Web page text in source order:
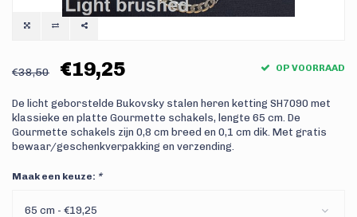
€38,50 €19,25 OP VOORRAAD
De licht geborstelde Bukovsky stalen heren ketting SH7090 met
klassieke en platte Gourmette schakels, lengte 65 cm. De
Gourmette schakels zijn 0,8 cm breed en 0,1 cm dik. Met gratis
bewaar/geschenkverpakking en verzending.
Maak een keuze: *
65 cm - €19,25